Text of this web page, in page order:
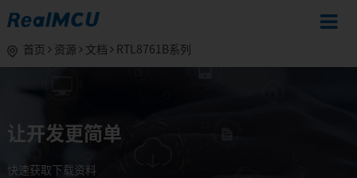
首页 资源 文档 RTL8761B系列
让开发更简单
快速获取下载资料